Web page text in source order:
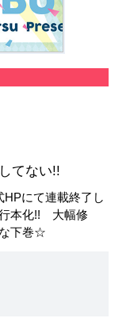
てない!!
にて連載終了し
行本化!! 大幅修
下巻☆